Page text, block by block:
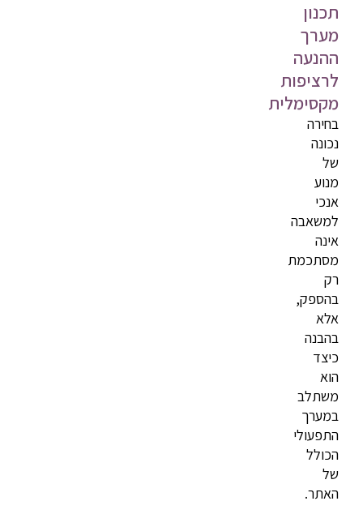
תכנון
מערך
ההנעה
לרציפות
מקסימלית
בחירה
נכונה
של
מנוע
אנכי
למשאבה
אינה
מסתכמת
רק
בהספק,
אלא
בהבנה
כיצד
הוא
משתלב
במערך
התפעולי
הכולל
של
האתר.